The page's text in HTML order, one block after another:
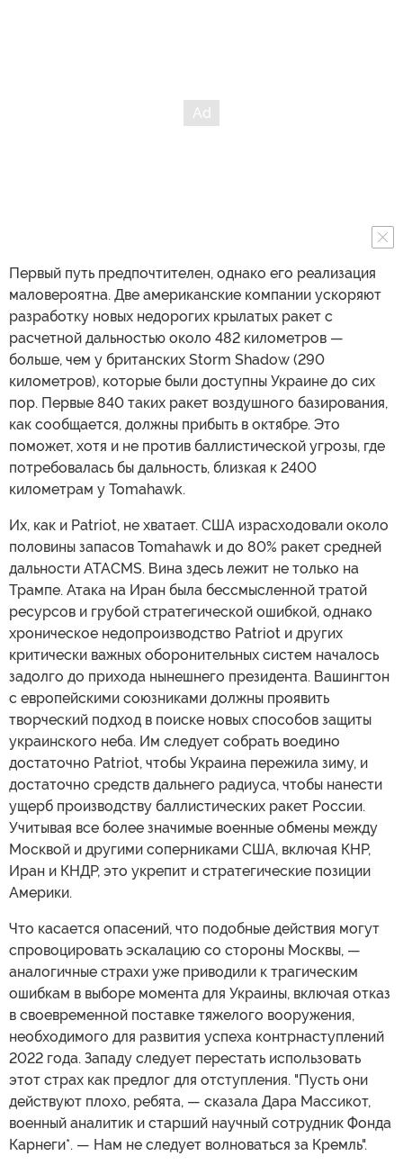
Первый путь предпочтителен, однако его реализация
маловероятна. Две американские компании ускоряют
разработку новых недорогих крылатых ракет с
расчетной дальностью около 482 километров —
больше, чем у британских Storm Shadow (290
километров), которые были доступны Украине до сих
пор. Первые 840 таких ракет воздушного базирования,
как сообщается, должны прибыть в октябре. Это
поможет, хотя и не против баллистической угрозы, где
потребовалась бы дальность, близкая к 2400
километрам у Tomahawk.
Их, как и Patriot, не хватает. США израсходовали около
половины запасов Tomahawk и до 80% ракет средней
дальности ATACMS. Вина здесь лежит не только на
Трампе. Атака на Иран была бессмысленной тратой
ресурсов и грубой стратегической ошибкой, однако
хроническое недопроизводство Patriot и других
критически важных оборонительных систем началось
задолго до прихода нынешнего президента. Вашингтон
с европейскими союзниками должны проявить
творческий подход в поиске новых способов защиты
украинского неба. Им следует собрать воедино
достаточно Patriot, чтобы Украина пережила зиму, и
достаточно средств дальнего радиуса, чтобы нанести
ущерб производству баллистических ракет России.
Учитывая все более значимые военные обмены между
Москвой и другими соперниками США, включая КНР,
Иран и КНДР, это укрепит и стратегические позиции
Америки.
Что касается опасений, что подобные действия могут
спровоцировать эскалацию со стороны Москвы, —
аналогичные страхи уже приводили к трагическим
ошибкам в выборе момента для Украины, включая отказ
в своевременной поставке тяжелого вооружения,
необходимого для развития успеха контрнаступлений
2022 года. Западу следует перестать использовать
этот страх как предлог для отступления. "Пусть они
действуют плохо, ребята, — сказала Дара Массикот,
военный аналитик и старший научный сотрудник Фонда
Карнеги*. — Нам не следует волноваться за Кремль".